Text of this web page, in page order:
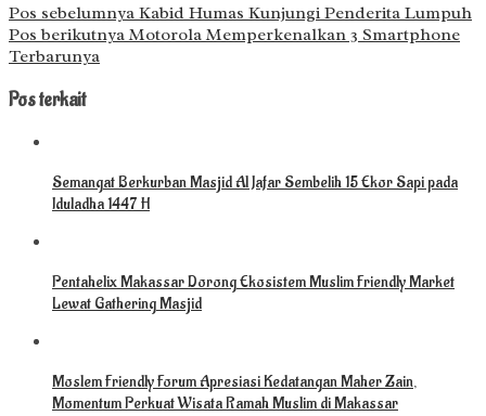
Pos sebelumnya Kabid Humas Kunjungi Penderita Lumpuh
Pos berikutnya Motorola Memperkenalkan 3 Smartphone
Terbarunya
Pos terkait
Semangat Berkurban Masjid Al Jafar Sembelih 15 Ekor Sapi pada
Iduladha 1447 H
Pentahelix Makassar Dorong Ekosistem Muslim Friendly Market
Lewat Gathering Masjid
Moslem Friendly Forum Apresiasi Kedatangan Maher Zain,
Momentum Perkuat Wisata Ramah Muslim di Makassar